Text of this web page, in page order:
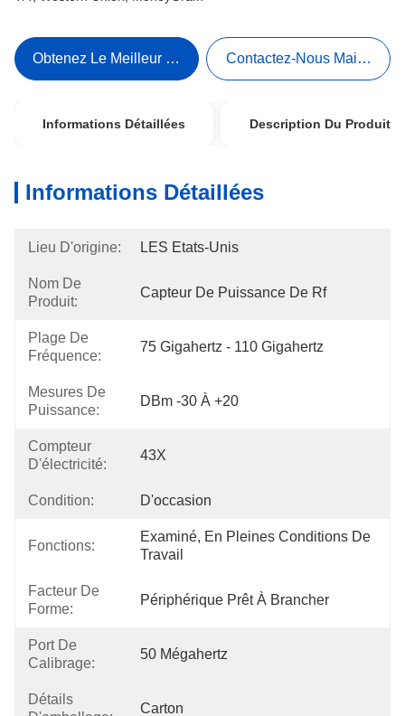
Obtenez Le Meilleur Prix Contactez-Nous Maintenant
Informations Détaillées Description Du Produit
Informations Détaillées
Lieu D'origine: LES Etats-Unis
Nom De
Produit:
Capteur De Puissance De Rf
Plage De
Fréquence:
75 Gigahertz - 110 Gigahertz
Mesures De
Puissance:
DBm -30 À +20
Compteur
D'électricité:
43X
Condition: D'occasion
Fonctions:
Examiné, En Pleines Conditions De
Travail
Facteur De
Forme:
Périphérique Prêt À Brancher
Port De
Calibrage:
50 Mégahertz
Détails
Carton